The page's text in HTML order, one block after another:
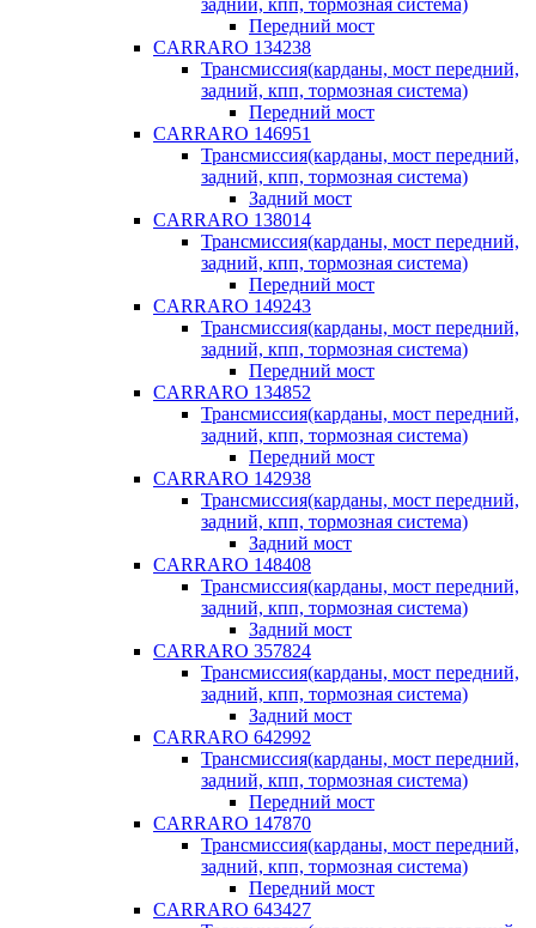
задний, кпп, тормозная система)
Передний мост
CARRARO 134238
Трансмиссия(карданы, мост передний,
задний, кпп, тормозная система)
Передний мост
CARRARO 146951
Трансмиссия(карданы, мост передний,
задний, кпп, тормозная система)
Задний мост
CARRARO 138014
Трансмиссия(карданы, мост передний,
задний, кпп, тормозная система)
Передний мост
CARRARO 149243
Трансмиссия(карданы, мост передний,
задний, кпп, тормозная система)
Передний мост
CARRARO 134852
Трансмиссия(карданы, мост передний,
задний, кпп, тормозная система)
Передний мост
CARRARO 142938
Трансмиссия(карданы, мост передний,
задний, кпп, тормозная система)
Задний мост
CARRARO 148408
Трансмиссия(карданы, мост передний,
задний, кпп, тормозная система)
Задний мост
CARRARO 357824
Трансмиссия(карданы, мост передний,
задний, кпп, тормозная система)
Задний мост
CARRARO 642992
Трансмиссия(карданы, мост передний,
задний, кпп, тормозная система)
Передний мост
CARRARO 147870
Трансмиссия(карданы, мост передний,
задний, кпп, тормозная система)
Передний мост
CARRARO 643427